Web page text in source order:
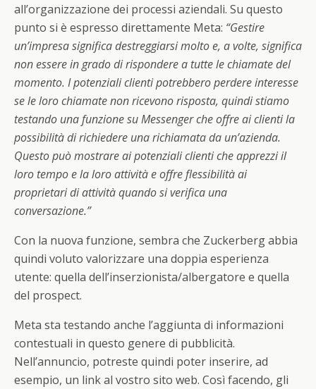
all’organizzazione dei processi aziendali. Su questo
punto si è espresso direttamente Meta: “Gestire
un’impresa significa destreggiarsi molto e, a volte, significa
non essere in grado di rispondere a tutte le chiamate del
momento. I potenziali clienti potrebbero perdere interesse
se le loro chiamate non ricevono risposta, quindi stiamo
testando una funzione su Messenger che offre ai clienti la
possibilità di richiedere una richiamata da un’azienda.
Questo può mostrare ai potenziali clienti che apprezzi il
loro tempo e la loro attività e offre flessibilità ai
proprietari di attività quando si verifica una
conversazione.”
Con la nuova funzione, sembra che Zuckerberg abbia
quindi voluto valorizzare una doppia esperienza
utente: quella dell’inserzionista/albergatore e quella
del prospect.
Meta sta testando anche l’aggiunta di informazioni
contestuali in questo genere di pubblicità.
Nell’annuncio, potreste quindi poter inserire, ad
esempio, un link al vostro sito web. Così facendo, gli